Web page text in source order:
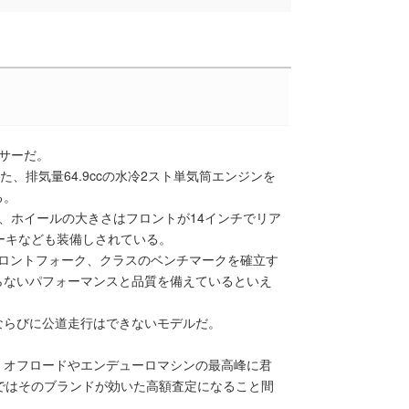
ーだ。
、排気量64.9ccの水冷2スト単気筒エンジンを
ホイールの大きさはフロントが14インチでリア
なども装備しされている。
ントフォーク、クラスのベンチマークを確立す
いパフォーマンスと品質を備えているといえ
びに公道走行はできないモデルだ。
フロードやエンデューロマシンの最高峰に君
そのブランドが効いた高額査定になること間